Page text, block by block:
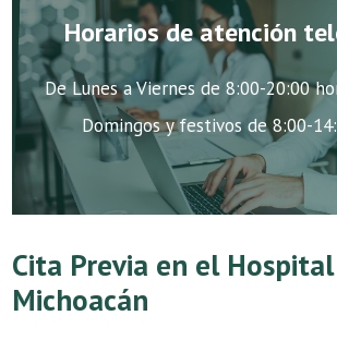
Horarios de atención
De Lunes a Viernes de 8:00-20:00
Domingos y festivos de 8:00-
Cita Previa en el
Michoacán